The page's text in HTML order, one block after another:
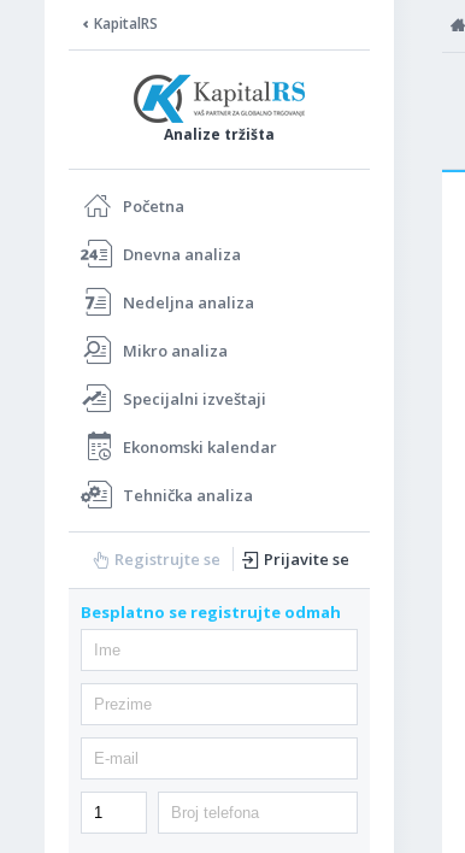
KapitalRS
Analize tržišta
Početna
Dnevna analiza
Nedeljna analiza
Mikro analiza
Specijalni izveštaji
Ekonomski kalendar
Tehnička analiza
Registrujte se Prijavite se
Besplatno se registrujte odmah